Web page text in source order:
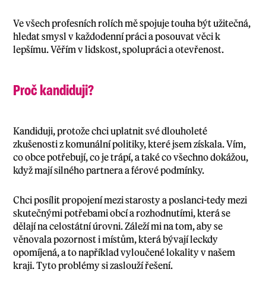
Ve všech profesních rolích mě spojuje touha být užitečná,
hledat smysl v každodenní práci a posouvat věci k
lepšímu. Věřím v lidskost, spolupráci a otevřenost.
Proč kandiduji?
Kandiduji, protože chci uplatnit své dlouholeté
zkušenosti z komunální politiky, které jsem získala. Vím,
co obce potřebují, co je trápí, a také co všechno dokážou,
když mají silného partnera a férové podmínky.
Chci posílit propojení mezi starosty a poslanci-tedy mezi
skutečnými potřebami obcí a rozhodnutími, která se
dělají na celostátní úrovni. Záleží mi na tom, aby se
věnovala pozornost i místům, která bývají leckdy
opomíjená, a to například vyloučené lokality v našem
kraji. Tyto problémy si zaslouží řešení.